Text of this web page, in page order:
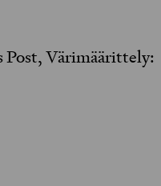
Post, Värimäärittely: